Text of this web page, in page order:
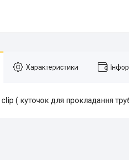
Характеристики
( куточок для прокладання